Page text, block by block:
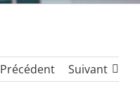
Précédent Suivant